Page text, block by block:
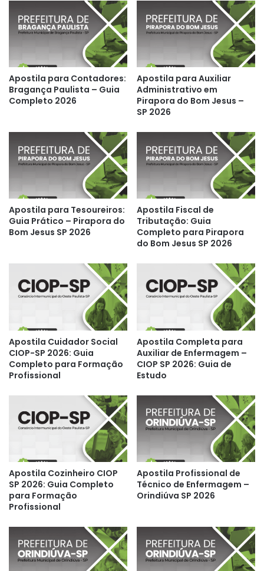
Apostila para Contadores:
Bragança Paulista – Guia
Completo 2026
Apostila para Auxiliar
Administrativo em
Pirapora do Bom Jesus –
SP 2026
Apostila para Tesoureiros:
Guia Prático – Pirapora do
Bom Jesus SP 2026
Apostila Fiscal de
Tributação: Guia
Completo para Pirapora
do Bom Jesus SP 2026
Apostila Cuidador Social
CIOP-SP 2026: Guia
Completo para Formação
Profissional
Apostila Completa para
Auxiliar de Enfermagem –
CIOP SP 2026: Guia de
Estudo
Apostila Cozinheiro CIOP
SP 2026: Guia Completo
para Formação
Profissional
Apostila Profissional de
Técnico de Enfermagem –
Orindiúva SP 2026